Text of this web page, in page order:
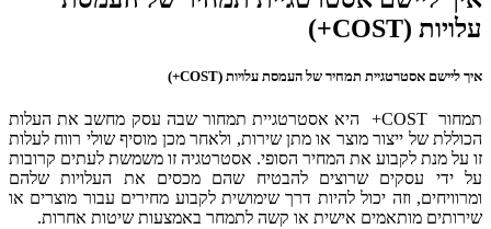
עלויות (COST+)
איך ליישם אסטרטגיית תמחיר של העמסת עלויות (COST+)
תמחור COST+ היא אסטרטגיית תמחור שבה עסק מחשב את העלות
הכוללת של ייצור מוצר או מתן שירות, ולאחר מכן מוסיף שולי רווח לעלות
זו על מנת לקבוע את המחיר הסופי. אסטרטגיה זו משמשת לעתים קרובות
על ידי עסקים שרוצים להבטיח שהם מכסים את העלויות שלהם
ומרוויחים, וזה יכול להיות דרך שימושית לקבוע מחירים עבור מוצרים או
שירותים מותאמים אישית או קשה לתמחר באמצעות שיטות אחרות.